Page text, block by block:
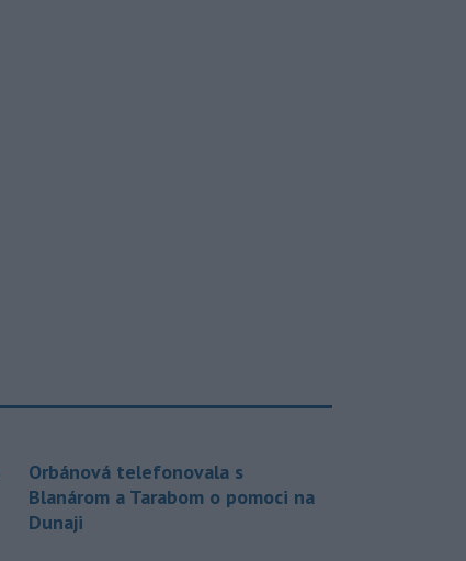
Orbánová telefonovala s
Blanárom a Tarabom o pomoci na
Dunaji